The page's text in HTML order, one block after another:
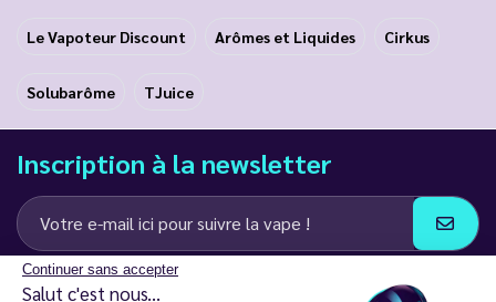
Continuer sans accepter
Salut c'est nous...
Le Vapoteur Discount Arômes et Liquides Cirkus
Solubarôme TJuice
Inscription à la newsletter
J’accepte de recevoir des communications e-mail et SMS de la part de
LD Groupe